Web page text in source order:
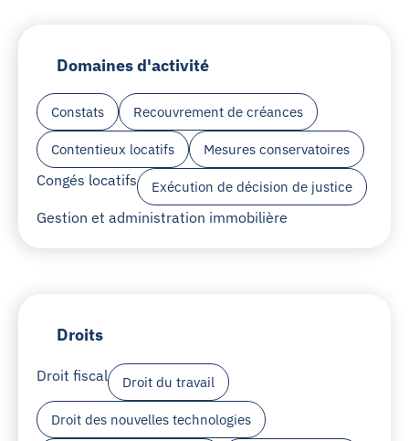
Domaines d'activité
Constats Recouvrement de créances
Contentieux locatifs Mesures conservatoires
Congés locatifs Exécution de décision de justice
Gestion et administration immobilière
Droits
Droit fiscal Droit du travail
Droit des nouvelles technologies